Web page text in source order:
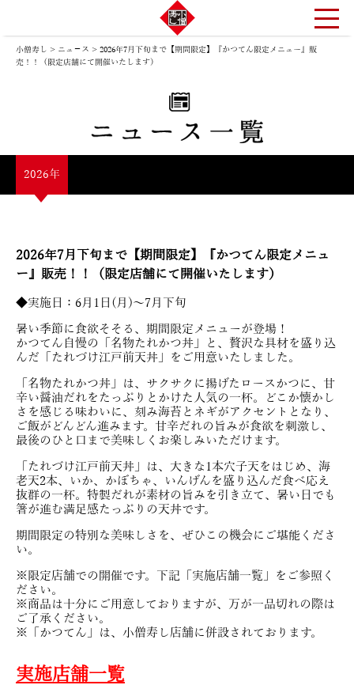
小僧寿し > ニュ－ス > 2026年7月下旬まで【期間限定】『かつてん限定メニュー』販
売！！（限定店舗にて開催いたします）
2026年
2026年7月下旬まで【期間限定】『かつてん限定メニュ
ー』販売！！（限定店舗にて開催いたします）
◆実施日：6月1日(月)～7月下旬
暑い季節に食欲そそる、期間限定メニューが登場！
かつてん自慢の「名物たれかつ丼」と、贅沢な具材を盛り込
んだ「たれづけ江戸前天丼」をご用意いたしました。
「名物たれかつ丼」は、サクサクに揚げたロースかつに、甘
辛い醤油だれをたっぷりとかけた人気の一杯。どこか懐かし
さを感じる味わいに、刻み海苔とネギがアクセントとなり、
ご飯がどんどん進みます。甘辛だれの旨みが食欲を刺激し、
最後のひと口まで美味しくお楽しみいただけます。
「たれづけ江戸前天丼」は、大きな1本穴子天をはじめ、海
老天2本、いか、かぼちゃ、いんげんを盛り込んだ食べ応え
抜群の一杯。特製だれが素材の旨みを引き立て、暑い日でも
箸が進む満足感たっぷりの天丼です。
期間限定の特別な美味しさを、ぜひこの機会にご堪能くださ
い。
※限定店舗での開催です。下記「実施店舗一覧」をご参照く
ださい。
※商品は十分にご用意しておりますが、万が一品切れの際は
ご了承ください。
※「かつてん」は、小僧寿し店舗に併設されております。
実施店舗一覧